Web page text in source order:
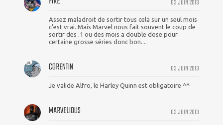
03 JUIN 2013
Assez maladroit de sortir tous cela sur un seul mois
c'est vrai. Mais Marvel nous fait souvent le coup de
sortir des .1 ou des mois a double dose pour
certaine grosse séries donc bon....
03 JUIN 2013
CORENTIN
Je valide Alfro, le Harley Quinn est obligatoire ^^
03 JUIN 2013
MARVELIOUS